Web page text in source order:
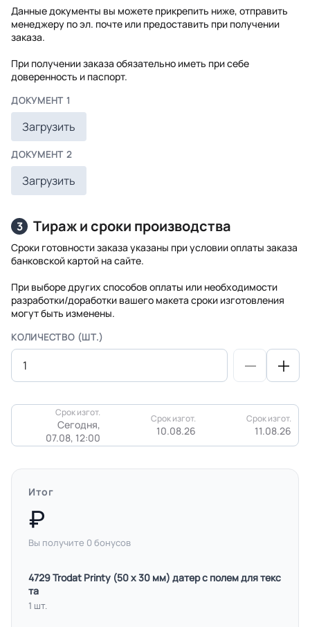
Данные документы вы можете прикрепить ниже, отправить
менеджеру по эл. почте или предоставить при получении
заказа.
При получении заказа обязательно иметь при себе
доверенность и паспорт.
ДОКУМЕНТ 1
Загрузить
ДОКУМЕНТ 2
Загрузить
3 Тираж и сроки производства
Сроки готовности заказа указаны при условии оплаты заказа
банковской картой на сайте.
При выборе других способов оплаты или необходимости
разработки/доработки вашего макета сроки изготовления
могут быть изменены.
КОЛИЧЕСТВО (ШТ.)
Срок изгот.
Сегодня,
07.08, 12:00
Срок изгот.
10.08.26
Срок изгот.
11.08.26
Итог
Вы получите 0 бонусов
4729 Trodat Printy (50 х 30 мм) датер с полем для текс
та
1 шт.